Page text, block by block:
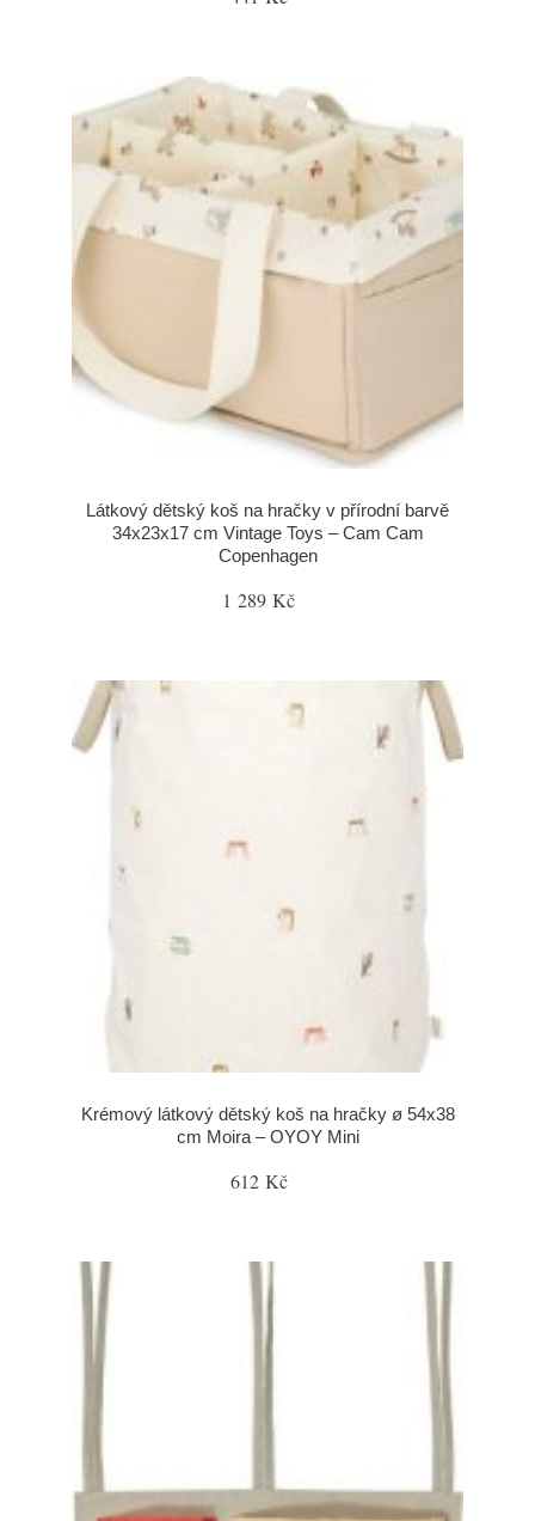
Látkový dětský koš na hračky v přírodní barvě
34x23x17 cm Vintage Toys – Cam Cam
Copenhagen
1 289 Kč
Krémový látkový dětský koš na hračky ø 54x38
cm Moira – OYOY Mini
612 Kč